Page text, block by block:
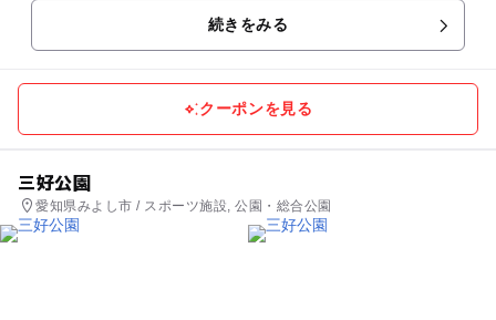
続きをみる
クーポンを見る
三好公園
愛知県みよし市 / スポーツ施設, 公園・総合公園